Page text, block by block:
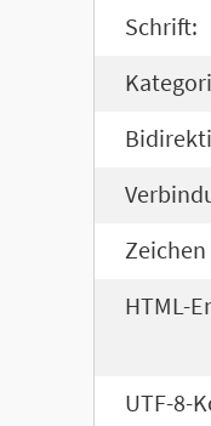
Schrift:
HTML-
UTF-8-